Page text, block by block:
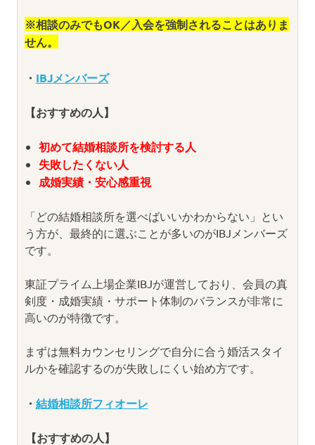
※相談のみでもOK／入会を強制されることはありま
せん。
・ IBJメンバーズ
【おすすめの人】
初めて結婚相談所を検討する人
失敗したくない人
成婚実績・安心感重視
「どの結婚相談所を選べばいいかわからない」とい
う方が、最終的に選ぶことが多いのがIBJメンバーズ
です。
東証プライム上場企業IBJが運営しており、会員の真
剣度・成婚実績・サポート体制のバランスが非常に
高いのが特徴です。
まずは無料カウンセリングで自分に合う婚活スタイ
ルかを確認するのが失敗しにくい始め方です。
・ 結婚相談所フィオーレ
【おすすめの人】